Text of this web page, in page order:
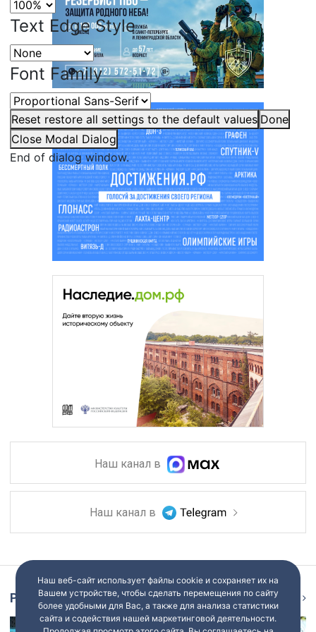
Text Edge Style
Font Family
Reset restore all settings to the default values Done
Close Modal Dialog
End of dialog window.
Наш канал в
Наш канал в
Репортаж
Наш веб-сайт использует файлы cookie и сохраняет их на
Вашем устройстве, чтобы сделать перемещения по сайту
более удобными для Вас, а также для анализа статистики
сайта и содействия нашей маркетинговой деятельности.